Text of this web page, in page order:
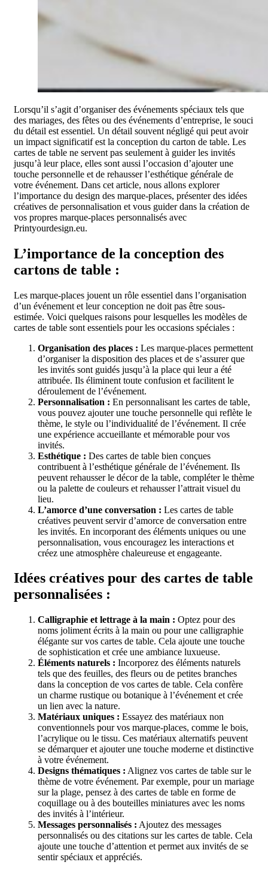
Lorsqu’il s’agit d’organiser des événements spéciaux tels que
des mariages, des fêtes ou des événements d’entreprise, le souci
du détail est essentiel. Un détail souvent négligé qui peut avoir
un impact significatif est la conception du carton de table. Les
cartes de table ne servent pas seulement à guider les invités
jusqu’à leur place, elles sont aussi l’occasion d’ajouter une
touche personnelle et de rehausser l’esthétique générale de
votre événement. Dans cet article, nous allons explorer
l’importance du design des marque-places, présenter des idées
créatives de personnalisation et vous guider dans la création de
vos propres marque-places personnalisés avec
Printyourdesign.eu.
L’importance de la conception des
cartons de table :
Les marque-places jouent un rôle essentiel dans l’organisation
d’un événement et leur conception ne doit pas être sous-
estimée. Voici quelques raisons pour lesquelles les modèles de
cartes de table sont essentiels pour les occasions spéciales :
Organisation des places : Les marque-places permettent
d’organiser la disposition des places et de s’assurer que
les invités sont guidés jusqu’à la place qui leur a été
attribuée. Ils éliminent toute confusion et facilitent le
déroulement de l’événement.
Personnalisation : En personnalisant les cartes de table,
vous pouvez ajouter une touche personnelle qui reflète le
thème, le style ou l’individualité de l’événement. Il crée
une expérience accueillante et mémorable pour vos
invités.
Esthétique : Des cartes de table bien conçues
contribuent à l’esthétique générale de l’événement. Ils
peuvent rehausser le décor de la table, compléter le thème
ou la palette de couleurs et rehausser l’attrait visuel du
lieu.
L’amorce d’une conversation : Les cartes de table
créatives peuvent servir d’amorce de conversation entre
les invités. En incorporant des éléments uniques ou une
personnalisation, vous encouragez les interactions et
créez une atmosphère chaleureuse et engageante.
Idées créatives pour des cartes de table
personnalisées :
Calligraphie et lettrage à la main : Optez pour des
noms joliment écrits à la main ou pour une calligraphie
élégante sur vos cartes de table. Cela ajoute une touche
de sophistication et crée une ambiance luxueuse.
Éléments naturels : Incorporez des éléments naturels
tels que des feuilles, des fleurs ou de petites branches
dans la conception de vos cartes de table. Cela confère
un charme rustique ou botanique à l’événement et crée
un lien avec la nature.
Matériaux uniques : Essayez des matériaux non
conventionnels pour vos marque-places, comme le bois,
l’acrylique ou le tissu. Ces matériaux alternatifs peuvent
se démarquer et ajouter une touche moderne et distinctive
à votre événement.
Designs thématiques : Alignez vos cartes de table sur le
thème de votre événement. Par exemple, pour un mariage
sur la plage, pensez à des cartes de table en forme de
coquillage ou à des bouteilles miniatures avec les noms
des invités à l’intérieur.
Messages personnalisés : Ajoutez des messages
personnalisés ou des citations sur les cartes de table. Cela
ajoute une touche d’attention et permet aux invités de se
sentir spéciaux et appréciés.